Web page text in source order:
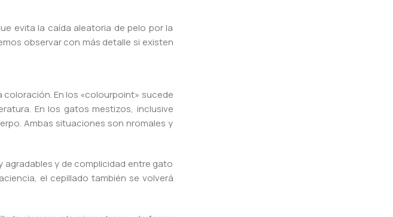
evita la caída aleatoria de pelo por la
observar con más detalle si existen
En los «colourpoint» sucede
En los gatos mestizos, inclusive
Ambas situaciones son nromales y
y de complicidad entre gato
el cepillado también se volverá